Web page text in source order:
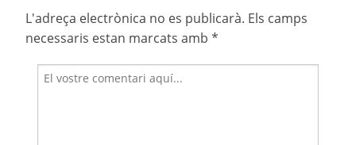
L'adreça electrònica no es publicarà. Els camps
necessaris estan marcats amb *